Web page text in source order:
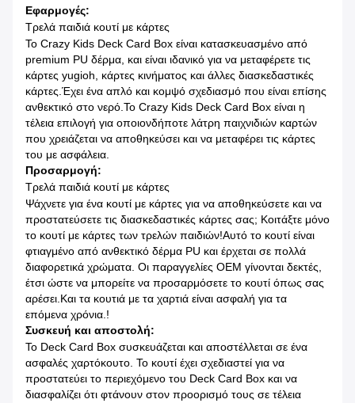
Εφαρμογές:
Τρελά παιδιά κουτί με κάρτες
Το Crazy Kids Deck Card Box είναι κατασκευασμένο από
premium PU δέρμα, και είναι ιδανικό για να μεταφέρετε τις
κάρτες yugioh, κάρτες κινήματος και άλλες διασκεδαστικές
κάρτες.Έχει ένα απλό και κομψό σχεδιασμό που είναι επίσης
ανθεκτικό στο νερό.Το Crazy Kids Deck Card Box είναι η
τέλεια επιλογή για οποιονδήποτε λάτρη παιχνιδιών καρτών
που χρειάζεται να αποθηκεύσει και να μεταφέρει τις κάρτες
του με ασφάλεια.
Προσαρμογή:
Τρελά παιδιά κουτί με κάρτες
Ψάχνετε για ένα κουτί με κάρτες για να αποθηκεύσετε και να
προστατεύσετε τις διασκεδαστικές κάρτες σας; Κοιτάξτε μόνο
το κουτί με κάρτες των τρελών παιδιών!Αυτό το κουτί είναι
φτιαγμένο από ανθεκτικό δέρμα PU και έρχεται σε πολλά
διαφορετικά χρώματα. Οι παραγγελίες OEM γίνονται δεκτές,
έτσι ώστε να μπορείτε να προσαρμόσετε το κουτί όπως σας
αρέσει.Και τα κουτιά με τα χαρτιά είναι ασφαλή για τα
επόμενα χρόνια.!
Συσκευή και αποστολή:
Το Deck Card Box συσκευάζεται και αποστέλλεται σε ένα
ασφαλές χαρτόκουτο. Το κουτί έχει σχεδιαστεί για να
προστατεύει το περιεχόμενο του Deck Card Box και να
διασφαλίζει ότι φτάνουν στον προορισμό τους σε τέλεια